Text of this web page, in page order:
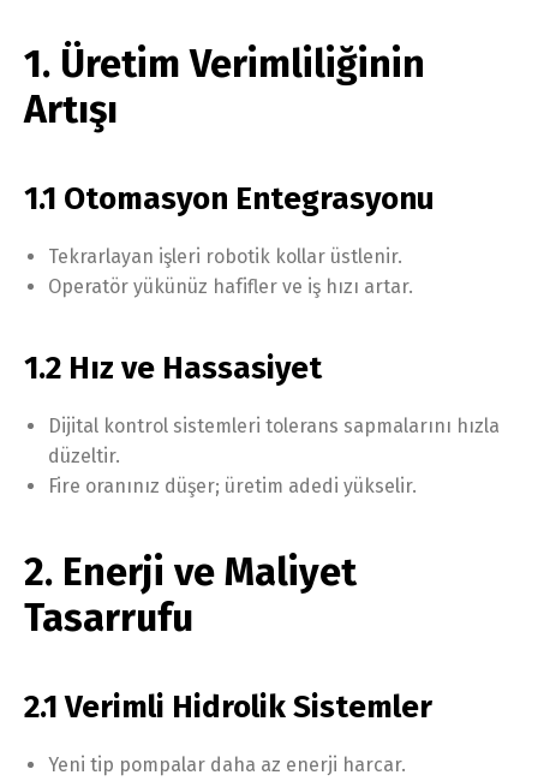
1. Üretim Verimliliğinin
Artışı
1.1 Otomasyon Entegrasyonu
Tekrarlayan işleri robotik kollar üstlenir.
Operatör yükünüz hafifler ve iş hızı artar.
1.2 Hız ve Hassasiyet
Dijital kontrol sistemleri tolerans sapmalarını hızla
düzeltir.
Fire oranınız düşer; üretim adedi yükselir.
2. Enerji ve Maliyet
Tasarrufu
2.1 Verimli Hidrolik Sistemler
Yeni tip pompalar daha az enerji harcar.